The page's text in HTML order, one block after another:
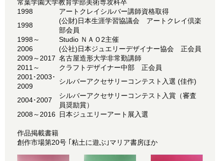
常葉学園大学教育学部美術専攻科卒
1998
アートクレイシルバー講師資格取得
1998
(公財)日本生涯学習協議会 アートクレイ倶楽
部会員
1998～
Studio ＮＡＯ2主催
2006
(公社)日本ジュエリーデザイナー協会 正会員
2009～2017 名古屋造形大学非常勤講師
2011～
クラフトデザイナー中部 正会員
2001･2003･
2009
シルバーアクセサリーコンテスト入選 (佳作)
2004･2007
シルバーアクセサリーコンテスト入賞（審査
員奨励賞）
2008～2016 日本ジュエリーアート展入選
作品掲載書籍
創作市場第20号 ｢粘土に遊ぶ｣マリア書房ほか